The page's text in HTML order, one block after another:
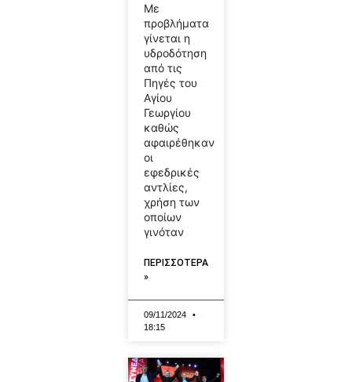
Με
προβλήματα
γίνεται η
υδροδότηση
από τις
Πηγές του
Αγίου
Γεωργίου
καθώς
αφαιρέθηκαν
οι
εφεδρικές
αντλίες,
χρήση των
οποίων
γινόταν
ΠΕΡΙΣΣΟΤΕΡΑ
»
09/11/2024
18:15